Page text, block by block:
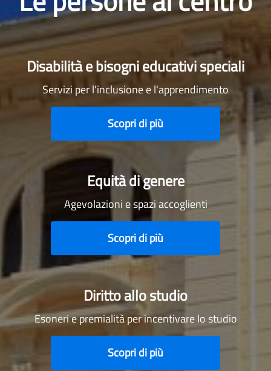
Disabilità e bisogni educativi speciali
Servizi per l'inclusione e l'apprendimento
Scopri di più
Equità di genere
Agevolazioni e spazi accoglienti
Scopri di più
Diritto allo studio
Esoneri e premialità per incentivare lo studio
Scopri di più